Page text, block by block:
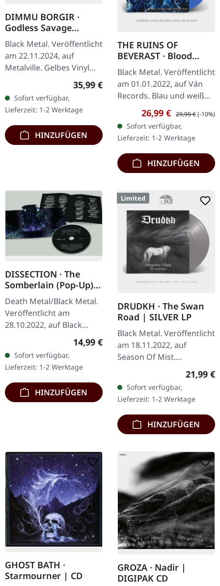
DIMMU BORGIR ·
Godless Savage
Garden | YELLOW
ORANGE RED
SPLATTER LP
Black Metal. Veröffentlicht
am 22.11.2024, auf
Metalville. Gelbes Vinyl
norwegischen
Symphonic-Black-Metal-
Titanen…
Regulärer Preis:
35,99 €
Sofort verfügbar,
Lieferzeit: 1-2 Werktage
HINZUFÜGEN
THE RUINS OF
BEVERAST · Blood
Vaults | BLUE/WHITE
2LP
Black Metal. Veröffentlicht
am 01.01.2022, auf Ván
Records. Blau und weiß
marmoriertes Doppel-
Vinyl im Gatefold-Cover
mit bedruckter
Innenhülle,…
Verkaufspreis:
26,99 € Regulärer Preis:
29,99 €(-10%)
Sofort verfügbar,
Lieferzeit: 1-2 Werktage
HINZUFÜGEN
DISSECTION · The
Somberlain (Pop-Up) |
DIGIPAK CD
Death Metal/Black Metal.
Veröffentlicht am
28.10.2022, auf Black
Lodge Records. CD im
noblen Popup-Digipak.
Remastert. Als die
schwedischen Black…
Regulärer Preis:
14,99 €
Sofort verfügbar,
Lieferzeit: 1-2 Werktage
HINZUFÜGEN
Limited
DRUDKH · The Swan
Road | SILVER LP
Black Metal. Veröffentlicht
am 18.11.2022, auf
Season Of Mist.
Silberfarbenes Vinyl im
Standard-Cover. Limitiert
auf 500 Exemplare. "The
Swan Road,"…
21,99 €
Sofort verfügbar,
Lieferzeit: 1-2 Werktage
HINZUFÜGEN
GHOST BATH ·
Starmourner | CD
GROZA · Nadir |
DIGIPAK CD